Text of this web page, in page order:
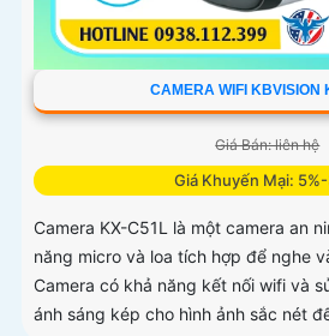
CAMERA WIFI KBVISION
Giá Bán: liên hệ
Giá Khuyến Mại:
Camera KX-C51L là một camera an
năng micro và loa tích hợp để nghe
Camera có khả năng kết nối wifi và
ánh sáng kép cho hình ảnh sắc nét